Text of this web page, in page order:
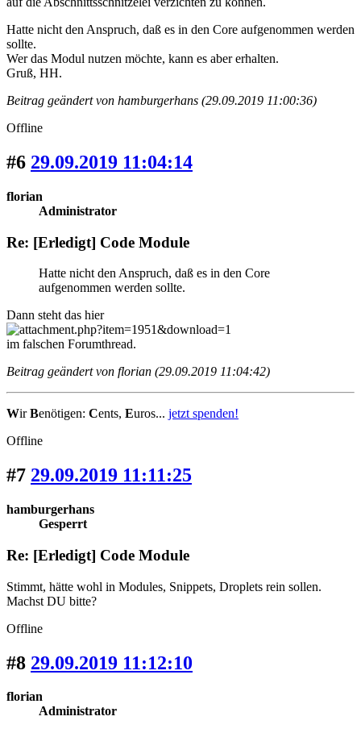
Hatte nicht den Anspruch, daß es in den Core aufgenommen werden
sollte.
Wer das Modul nutzen möchte, kann es aber erhalten.
Gruß, HH.
Beitrag geändert von hamburgerhans (29.09.2019 11:00:36)
Offline
#6 29.09.2019 11:04:14
florian
Administrator
Re: [Erledigt] Code Module
Hatte nicht den Anspruch, daß es in den Core
aufgenommen werden sollte.
Dann steht das hier
im falschen Forumthread.
Beitrag geändert von florian (29.09.2019 11:04:42)
WirBenötigen: Cents, Euros... jetzt spenden!
Offline
#7 29.09.2019 11:11:25
hamburgerhans
Gesperrt
Re: [Erledigt] Code Module
Stimmt, hätte wohl in Modules, Snippets, Droplets rein sollen.
Machst DU bitte?
Offline
#8 29.09.2019 11:12:10
florian
Administrator